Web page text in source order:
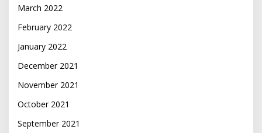
March 2022
February 2022
January 2022
December 2021
November 2021
October 2021
September 2021